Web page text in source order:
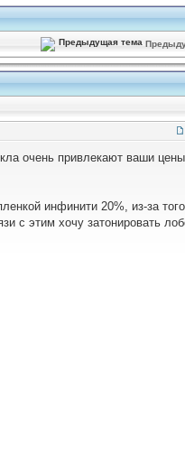
очень привлекают ваши
инфинити 20%, из-за
с этим хочу затонировать